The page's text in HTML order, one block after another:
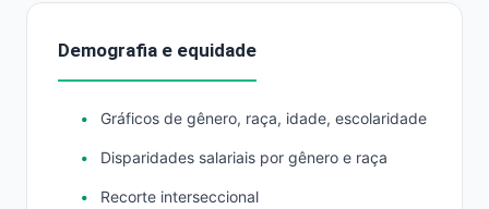
Demografia e equidade
Gráficos de gênero, raça, idade, escolaridade
Disparidades salariais por gênero e raça
Recorte interseccional